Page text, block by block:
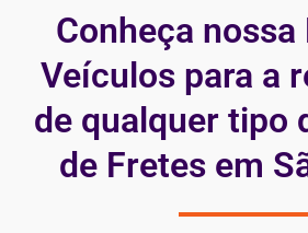
Conheça nossa
Veículos para a
de qualquer tipo
de Fretes em